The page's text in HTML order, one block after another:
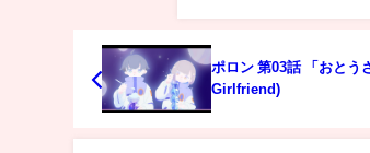
ポロン 第03話 「おとう
Girlfriend)